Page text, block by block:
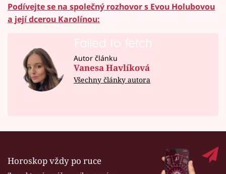
Podívejte se na společný rozhovor s Evou Holubovou
a její dcerou Karolínou:
Failed to fetch
Autor článku
Vanesa Havlíková
Všechny články autora
Horoskop vždy po ruce